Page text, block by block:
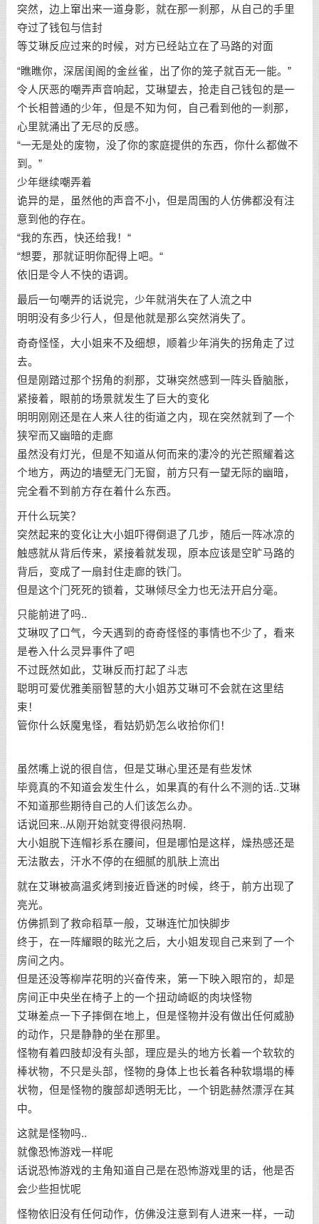
突然，边上窜出来一道身影，就在那一刹那，从自己的手里
夺过了钱包与信封
等艾琳反应过来的时候，对方已经站立在了马路的对面
“瞧瞧你，深居闺阁的金丝雀，出了你的笼子就百无一能。”
令人厌恶的嘲弄声音响起，艾琳望去，抢走自己钱包的是一
个长相普通的少年，但是不知为何，自己看到他的一刹那，
心里就涌出了无尽的反感。
“一无是处的废物，没了你的家庭提供的东西，你什么都做不
到。”
少年继续嘲弄着
诡异的是，虽然他的声音不小，但是周围的人仿佛都没有注
意到他的存在。
“我的东西，快还给我！“
“想要，那就证明你配得上吧。“
依旧是令人不快的语调。
最后一句嘲弄的话说完，少年就消失在了人流之中
明明没有多少行人，但是他就是那么突然消失了。
奇奇怪怪，大小姐来不及细想，顺着少年消失的拐角走了过
去。
但是刚踏过那个拐角的刹那，艾琳突然感到一阵头昏脑胀，
紧接着，眼前的场景就发生了巨大的变化
明明刚刚还是在人来人往的街道之内，现在突然就到了一个
狭窄而又幽暗的走廊
虽然没有灯光，但是不知道从何而来的凄冷的光芒照耀着这
个地方，两边的墙壁无门无窗，前方只有一望无际的幽暗，
完全看不到前方存在着什么东西。
开什么玩笑？
突然起来的变化让大小姐吓得倒退了几步，随后一阵冰凉的
触感就从背后传来，紧接着就发现，原本应该是空旷马路的
背后，变成了一扇封住走廊的铁门。
但是这个门死死的锁着，艾琳倾尽全力也无法开启分毫。
只能前进了吗..
艾琳叹了口气，今天遇到的奇奇怪怪的事情也不少了，看来
是卷入什么灵异事件了吧
不过既然如此，艾琳反而打起了斗志
聪明可爱优雅美丽智慧的大小姐苏艾琳可不会就在这里结
束！
管你什么妖魔鬼怪，看姑奶奶怎么收拾你们！
虽然嘴上说的很自信，但是艾琳心里还是有些发怵
毕竟真的不知道会发生什么，如果真的有什么不测的话..艾琳
不知道那些期待自己的人们该怎么办。
话说回来..从刚开始就变得很闷热啊.
大小姐脱下连帽衫系在腰间，但是哪怕是这样，燥热感还是
无法散去，汗水不停的在细腻的肌肤上流出
就在艾琳被高温炙烤到接近昏迷的时候，终于，前方出现了
亮光。
仿佛抓到了救命稻草一般，艾琳连忙加快脚步
终于，在一阵耀眼的眩光之后，大小姐发现自己来到了一个
房间之内。
但是还没等柳岸花明的兴奋传来，第一下映入眼帘的，却是
房间正中央坐在椅子上的一个扭动崎岖的肉块怪物
艾琳差点一下子摔倒在地上，但是怪物并没有做出任何威胁
的动作，只是静静的坐在那里。
怪物有着四肢却没有头部，理应是头的地方长着一个软软的
棒状物，不只是头部，怪物的身体上也长着各种软塌塌的棒
状物，但是怪物的腹部却透明无比，一个钥匙赫然漂浮在其
中。
这就是怪物吗..
就像恐怖游戏一样呢
话说恐怖游戏的主角知道自己是在恐怖游戏里的话，他是否
会少些担忧呢
怪物依旧没有任何动作，仿佛没注意到有人进来一样，一动